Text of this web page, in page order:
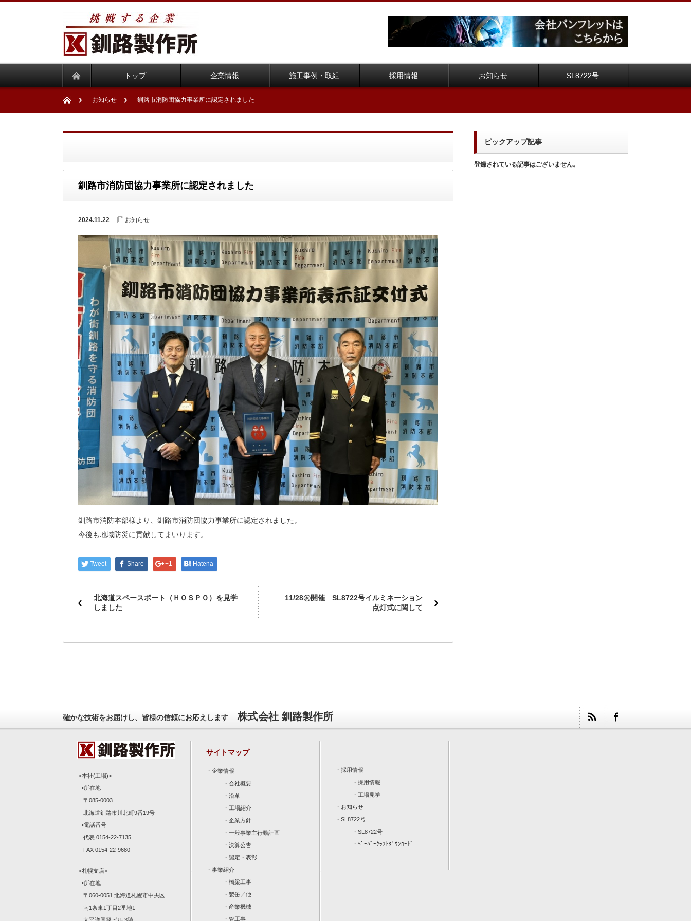
トップ 企業情報 施工事例・取組 採用情報 お知らせ SL8722号
お知らせ 釧路市消防団協力事業所に認定されました
釧路市消防団協力事業所に認定されました
2024.11.22 お知らせ
釧路市消防本部様より、釧路市消防団協力事業所に認定されました。
今後も地域防災に貢献してまいります。
Tweet Share +1 Hatena
北海道スペースポート（ＨＯＳＰＯ）を見学
しました
11/28㊍開催 SL8722号イルミネーション
点灯式に関して
ピックアップ記事
登録されている記事はございません。
確かな技術をお届けし、皆様の信頼にお応えします 株式会社 釧路製作所
<本社(工場)>
•所在地
〒085-0003
北海道釧路市川北町9番19号
•電話番号
代表 0154-22-7135
FAX 0154-22-9680
<札幌支店>
•所在地
〒060-0051 北海道札幌市中央区
南1条東1丁目2番地1
サイトマップ
・ 企業情報
・ 会社概要
・ 沿革
・ 工場紹介
・ 企業方針
・ 一般事業主行動計画
・ 決算公告
・ 認定・表彰
・ 事業紹介
・ 橋梁工事
・ 製缶／他
・ 産業機械
・ 管工事
・ 採用情報
・ 採用情報
・ 工場見学
・ お知らせ
・ SL8722号
・ SL8722号
・ ﾍﾟｰﾊﾟｰｸﾗﾌﾄﾀﾞｳﾝﾛｰﾄﾞ